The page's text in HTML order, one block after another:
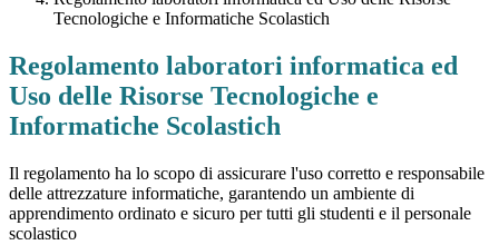
Tecnologiche e Informatiche Scolastich
Regolamento laboratori informatica ed
Uso delle Risorse Tecnologiche e
Informatiche Scolastich
Il regolamento ha lo scopo di assicurare l'uso corretto e responsabile
delle attrezzature informatiche, garantendo un ambiente di
apprendimento ordinato e sicuro per tutti gli studenti e il personale
scolastico